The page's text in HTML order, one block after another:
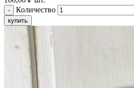
Количество
купить